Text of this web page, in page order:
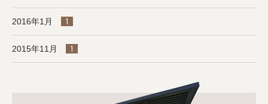
2016年1月 1
2015年11月 1